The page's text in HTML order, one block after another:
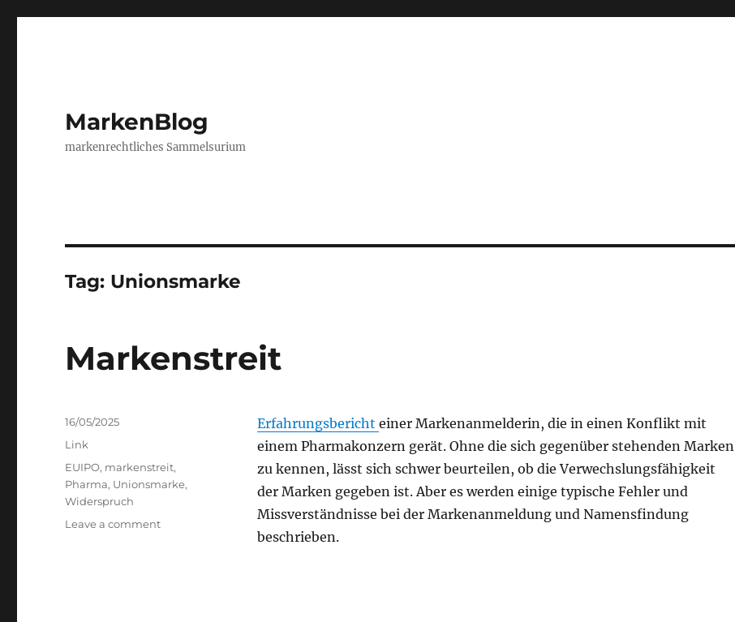
MarkenBlog
markenrechtliches Sammelsurium
Tag: Unionsmarke
Markenstreit
Erfahrungsbericht einer Markenanmelderin, die in einen Konflikt mit
einem Pharmakonzern gerät. Ohne die sich gegenüber stehenden Marken
zu kennen, lässt sich schwer beurteilen, ob die Verwechslungsfähigkeit
der Marken gegeben ist. Aber es werden einige typische Fehler und
Missverständnisse bei der Markenanmeldung und Namensfindung
beschrieben.
Posted
on
16/05/2025
Categories
Link
Tags
EUIPO, markenstreit,
Pharma, Unionsmarke,
Widerspruch
Leave a commenton